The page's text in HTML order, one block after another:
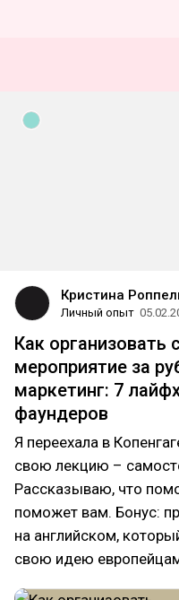
Кристина
Личный опыт
Как организовать
мероприятие за
маркетинг: 7
фаундеров
Я переехала в
свою лекцию –
Рассказываю, что
поможет вам. Бонус:
на английском,
свою идею